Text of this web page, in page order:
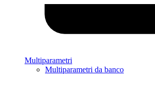
Multiparametri
Multiparametri da banco